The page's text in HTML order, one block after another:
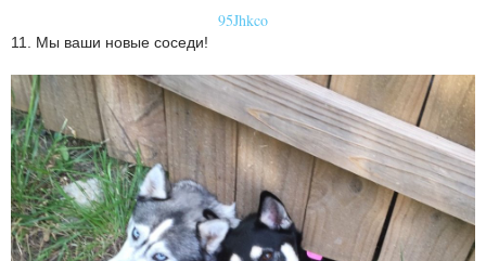
95Jhkco
11. Мы ваши новые соседи!